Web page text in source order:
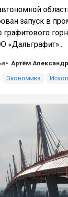
запуск в
«Дальграфит»...
Артём
Экономика